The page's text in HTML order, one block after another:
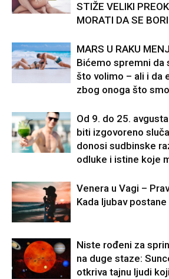
STIŽE VELIKI
MORATI DA SE
MARS U RAKU
Bićemo spremni da
što volimo – ali i da
zbog onoga što
Od 9. do 25.
biti izgovoreno
donosi sudbinske
odluke i istine koje
Venera u Vagi –
Kada ljubav
Niste rođeni za
na duge staze:
otkriva tajnu ljudi